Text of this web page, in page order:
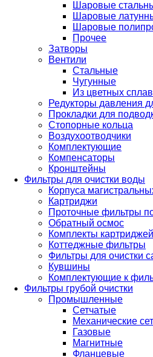
Шаровые
Шаровые
Шаровые
Прочее
Затворы
Вентили
Стальные
Чугунные
Из цветных
Редукторы давления
Прокладки для
Стопорные кольца
Воздухоотводчики
Комплектующие
Компенсаторы
Кронштейны
Фильтры для очистки воды
Корпуса
Картриджи
Проточные фильтры
Обратный осмос
Комплекты картриджей
Коттеджные фильтры
Фильтры для очистки
Кувшины
Комплектующие к
Фильтры грубой очистки
Промышленные
Сетчатые
Механические
Газовые
Магнитные
Фланцевые